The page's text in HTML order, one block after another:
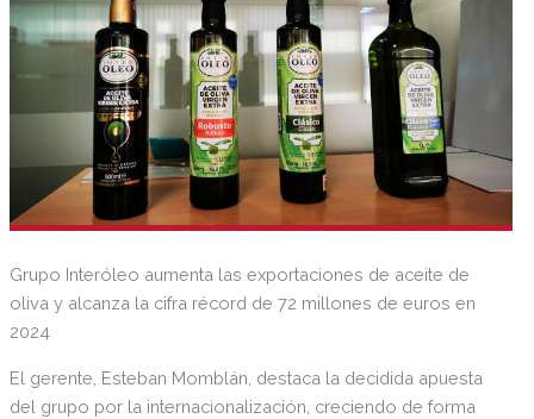
Grupo Interóleo aumenta las exportaciones de aceite de
oliva y alcanza la cifra récord de 72 millones de euros en
2024
El gerente, Esteban Momblán, destaca la decidida apuesta
del grupo por la internacionalización, creciendo de forma